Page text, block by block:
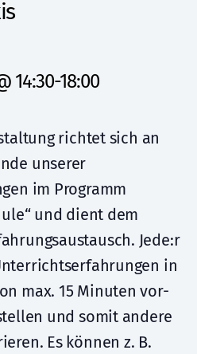
14:30-18:00
richtet sich an
unserer
im Programm
und dient dem
Jede:r
in
max. 15 Minuten vor-
und somit andere
Es können z. B.